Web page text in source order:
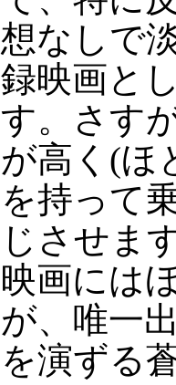
想なしで
録映画と
す。さす
が高く(ほ
を持って
じさせま
映画には
が、唯一
を演ずる